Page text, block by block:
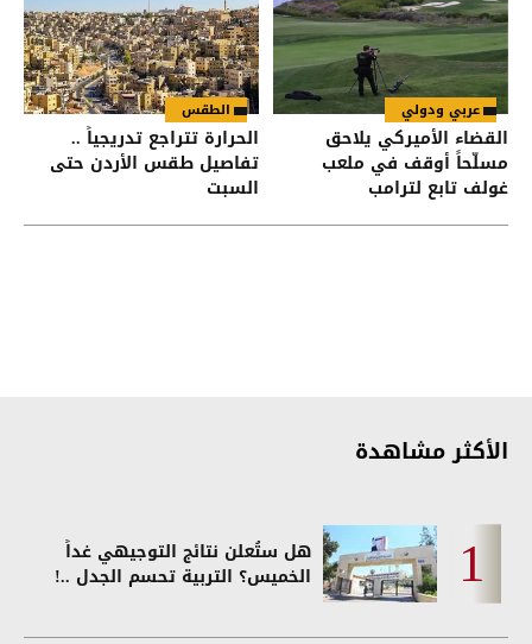
عربي ودولي
القضاء الأميركي يلاحق
مسلّحاً أوقف في ملعب
غولف تابع لترامب
الطقس
الحرارة تتراجع تدريجياً ..
تفاصيل طقس الأردن حتى
السبت
الأكثر مشاهدة
هل ستُعلن نتائج التوجيهي غداً
الخميس؟ التربية تحسم الجدل ..!